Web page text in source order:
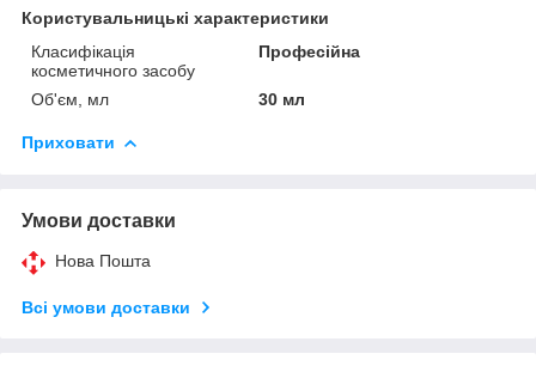
Користувальницькі характеристики
Класифікація
косметичного засобу
Професійна
Об'єм, мл 30 мл
Приховати
Умови доставки
Нова Пошта
Всі умови доставки